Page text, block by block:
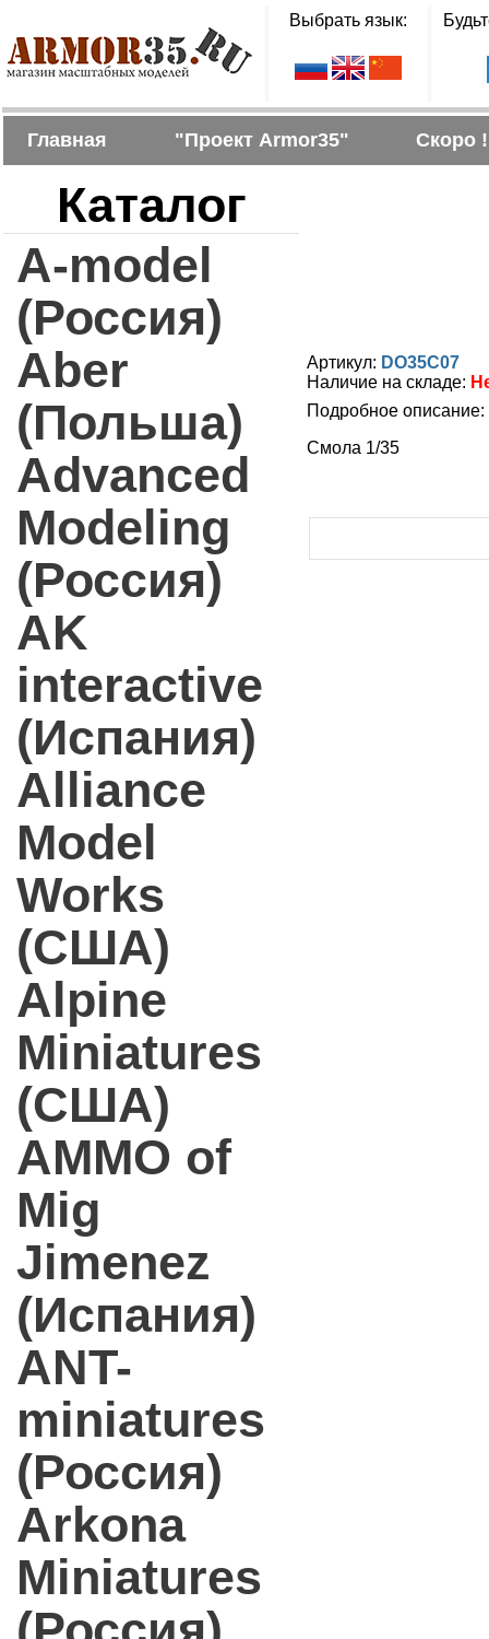
Выбрать язык:
Главная "Проект Armor35" Скоро !
Каталог
A-model
(Россия)
Aber
(Польша)
Advanced
Modeling
(Россия)
AK
interactive
(Испания)
Alliance
Model
Works
(США)
Alpine
Miniatures
(США)
AMMO of
Mig
Jimenez
(Испания)
ANT-
miniatures
(Россия)
Arkona
Miniatures
Артикул: DO35C07
Наличие на складе:
Подробное описание:
Смола 1/35